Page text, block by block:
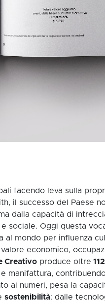
facendo leva sulla
il successo del Paese
dalla capacità di
sociale. Oggi questa
al mondo per influenza
economico,
Creativo produce oltre
manifattura,
ai numeri, pesa la
sostenibilità: dalle